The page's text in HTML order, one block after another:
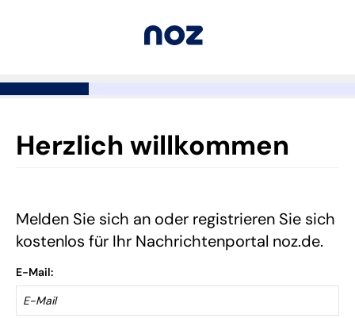
Herzlich willkommen
Melden Sie sich an oder registrieren Sie sich
kostenlos für Ihr Nachrichtenportal noz.de.
E-Mail